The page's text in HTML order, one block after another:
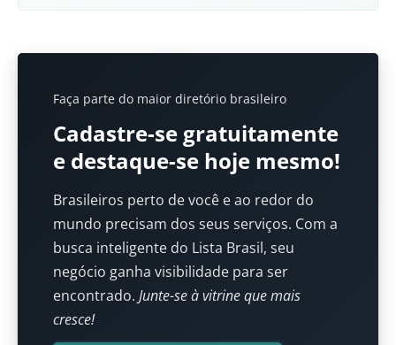
Faça parte do maior diretório brasileiro
Cadastre-se gratuitamente
e destaque-se hoje mesmo!
Brasileiros perto de você e ao redor do
mundo precisam dos seus serviços. Com a
busca inteligente do Lista Brasil, seu
negócio ganha visibilidade para ser
encontrado. Junte-se à vitrine que mais
cresce!